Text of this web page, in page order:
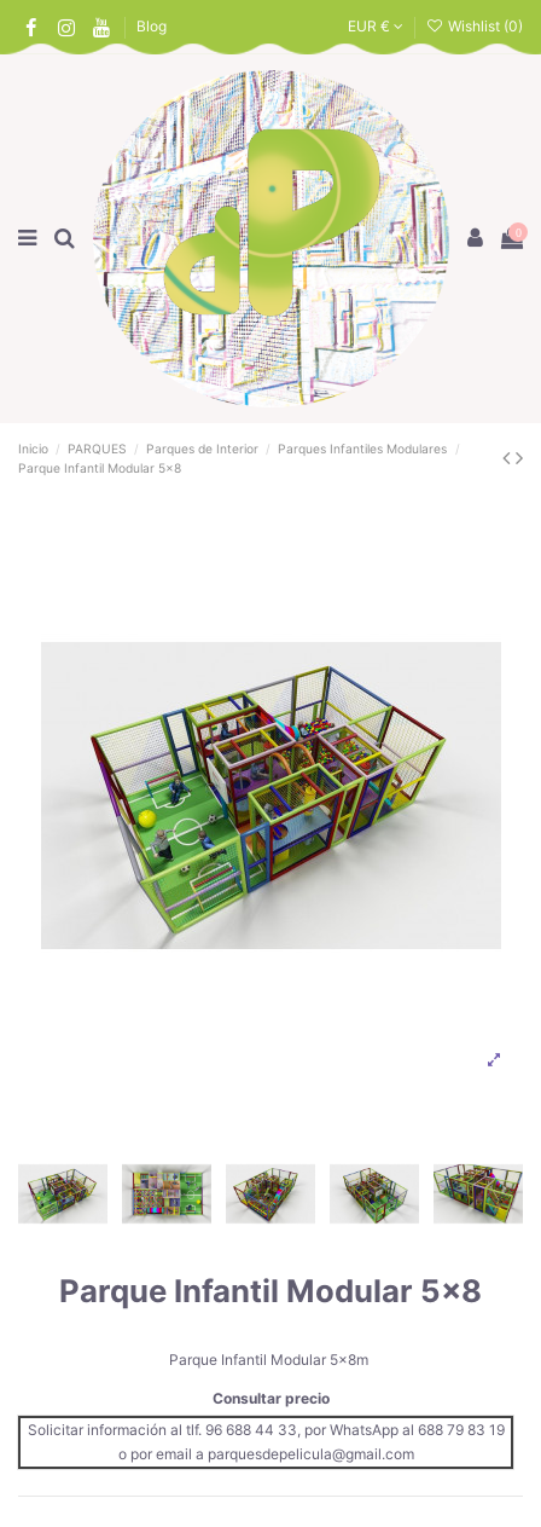
Blog EUR € Wishlist (0)
0
Inicio PARQUES Parques de Interior
Parques Infantiles Modulares
Parque Infantil Modular 5x8
Parque Infantil Modular 5x8
Parque Infantil Modular 5x8m
Consultar precio
Solicitar información al tlf. 96 688 44 33, por WhatsApp al 688 79 83 19
o por email a parquesdepelicula@gmail.com